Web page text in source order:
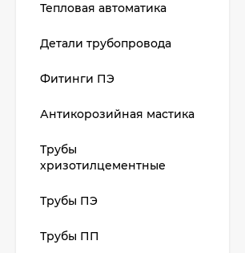
Тепловая автоматика
Детали трубопровода
Фитинги ПЭ
Антикорозийная мастика
Трубы
хризотилцементные
Трубы ПЭ
Трубы ПП